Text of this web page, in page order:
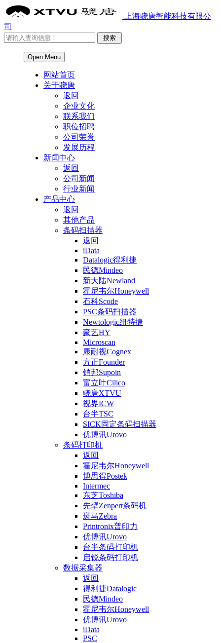
上海骁唐智能科技有限公
司
Open Menu
网站首页
关于骁唐
返回
企业文化
联系我们
职位招聘
公司荣誉
发展历程
新闻中心
返回
公司新闻
行业新闻
产品中心
返回
其他产品
条码扫描器
返回
iData
Datalogic得利捷
民德Mindeo
新大陆Newland
霍尼韦尔Honeywell
石科Scode
PSC条码扫描器
Newtologic纽特捷
豪艺HY
Microscan
康耐视Cognex
方正Founder
销邦Supoin
富立叶Cilico
骁唐XTVU
视界ICW
台半TSC
SICK固定条码扫描器
优博讯Urovo
条码打印机
返回
霍尼韦尔Honeywell
博思得Postek
Intermec
东芝Toshiba
先擘Zenpert条码机
斑马Zebra
Printronix普印力
优博讯Urovo
台半条码打印机
启锐条码打印机
数据采集器
返回
得利捷Datalogic
民德Mindeo
霍尼韦尔Honeywell
优博讯Urovo
iData
PSC